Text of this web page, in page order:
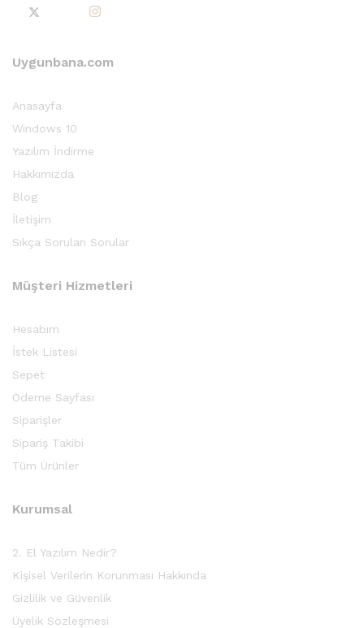
Uygunbana.com
Anasayfa
Windows 10
Yazılım İndirme
Hakkımızda
Blog
İletişim
Sıkça Sorulan Sorular
Müşteri Hizmetleri
Hesabım
İstek Listesi
Sepet
Ödeme Sayfası
Siparişler
Sipariş Takibi
Tüm Ürünler
Kurumsal
2. El Yazılım Nedir?
Kişisel Verilerin Korunması Hakkında
Gizlilik ve Güvenlik
Üyelik Sözleşmesi